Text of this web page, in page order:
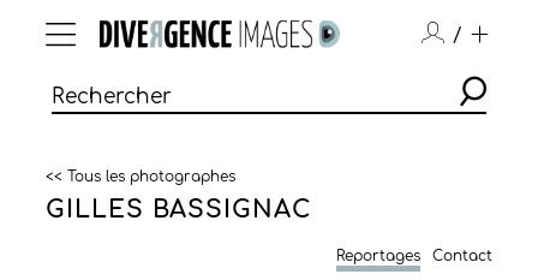
/
<< Tous les photographes
GILLES BASSIGNAC
Reportages Contact